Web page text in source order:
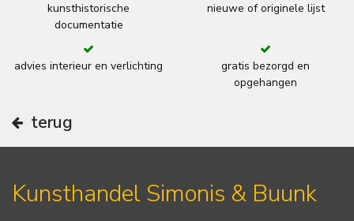
kunsthistorische
documentatie
nieuwe of originele lijst
advies interieur en verlichting
gratis bezorgd en
opgehangen
terug
Kunsthandel Simonis & Buunk